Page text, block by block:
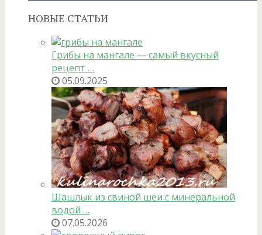
НОВЫЕ СТАТЬИ
Грибы на мангале — самый вкусный
рецепт …
05.09.2025
Шашлык из свиной шеи с минеральной
водой …
07.05.2026